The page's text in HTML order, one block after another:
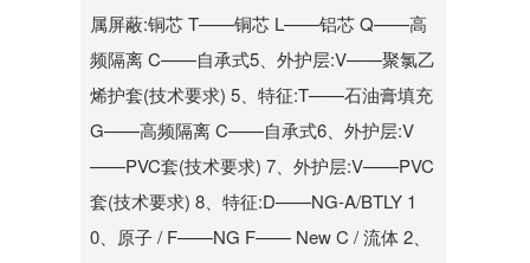
属屏蔽:铜芯 T——铜芯 L——铝芯 Q——高
频隔离 C——自承式5、外护层:V——聚氯乙
烯护套(技术要求) 5、特征:T——石油膏填充
G——高频隔离 C——自承式6、外护层:V
——PVC套(技术要求) 7、外护层:V——PVC
套(技术要求) 8、特征:D——NG-A/BTLY 1
0、原子 / F——NG F—— New C / 流体 2、